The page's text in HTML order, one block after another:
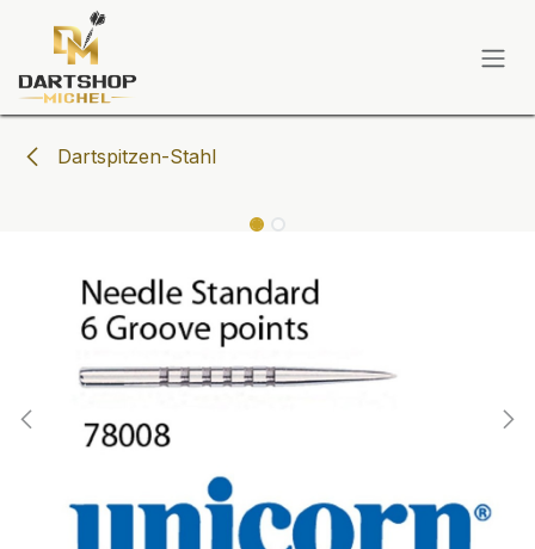
Zum Inhalt springen
Dartspitzen-Stahl